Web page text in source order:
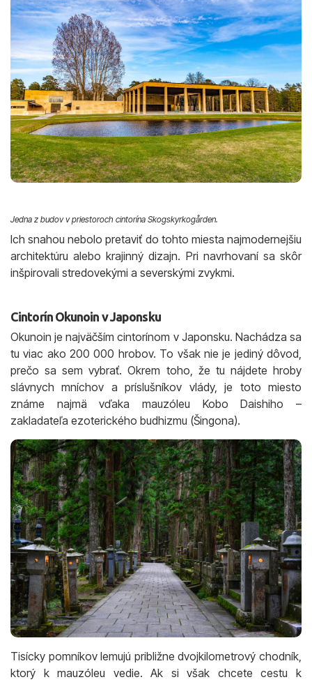
Jedna z budov v priestoroch cintorína Skogskyrkogården.
Ich snahou nebolo pretaviť do tohto miesta najmodernejšiu
architektúru alebo krajinný dizajn. Pri navrhovaní sa skôr
inšpirovali stredovekými a severskými zvykmi.
Cintorín Okunoin v Japonsku
Okunoin je najväčším cintorínom v Japonsku. Nachádza sa
tu viac ako 200 000 hrobov. To však nie je jediný dôvod,
prečo sa sem vybrať. Okrem toho, že tu nájdete hroby
slávnych mníchov a príslušníkov vlády, je toto miesto
známe najmä vďaka mauzóleu Kobo Daishiho –
zakladateľa ezoterického budhizmu (Šingona).
Tisícky pomníkov lemujú približne dvojkilometrový chodník,
ktorý k mauzóleu vedie. Ak si však chcete cestu k